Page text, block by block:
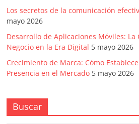
Los secretos de la comunicación
mayo 2026
Desarrollo de Aplicaciones Móviles:
Negocio en la Era Digital 5 mayo 2026
Crecimiento de Marca: Cómo
Presencia en el Mercado 5 mayo 2026
Buscar